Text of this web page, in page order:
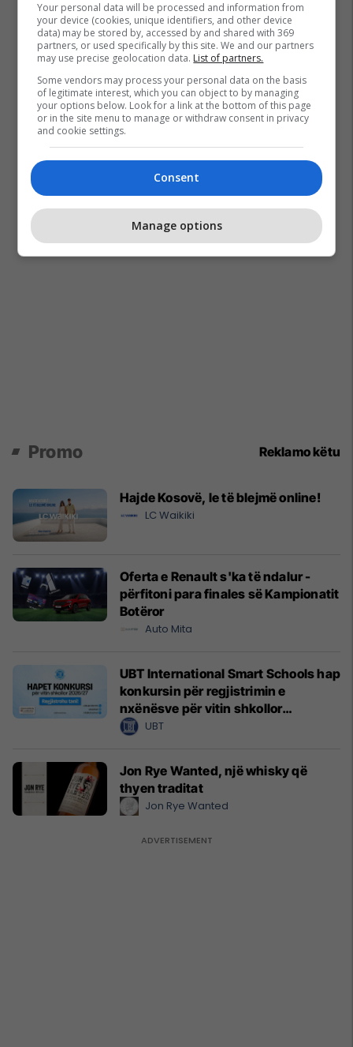
Promo Reklamo këtu
Hajde Kosovë, le të blejmë online!
LC Waikiki
Oferta e Renault s'ka të ndalur -
përfitoni para finales së Kampionatit
Botëror
Auto Mita
UBT International Smart Schools hap
konkursin për regjistrimin e
nxënësve për vitin shkollor
2026/2027
UBT
Jon Rye Wanted, një whisky që
thyen traditat
Jon Rye Wanted
Your personal data will be processed and information from
your device (cookies, unique identifiers, and other device
data) may be stored by, accessed by and shared with 369
partners, or used specifically by this site. We and our partners
may use precise geolocation data. List of partners.
Some vendors may process your personal data on the basis
of legitimate interest, which you can object to by managing
your options below. Look for a link at the bottom of this page
or in the site menu to manage or withdraw consent in privacy
and cookie settings.
Consent
Manage options